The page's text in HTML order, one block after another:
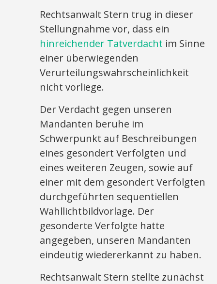
Rechtsanwalt Stern trug in dieser
Stellungnahme vor, dass ein
hinreichender Tatverdacht im Sinne
einer überwiegenden
Verurteilungswahrscheinlichkeit
nicht vorliege.
Der Verdacht gegen unseren
Mandanten beruhe im
Schwerpunkt auf Beschreibungen
eines gesondert Verfolgten und
eines weiteren Zeugen, sowie auf
einer mit dem gesondert Verfolgten
durchgeführten sequentiellen
Wahllichtbildvorlage. Der
gesonderte Verfolgte hatte
angegeben, unseren Mandanten
eindeutig wiedererkannt zu haben.
Rechtsanwalt Stern stellte zunächst